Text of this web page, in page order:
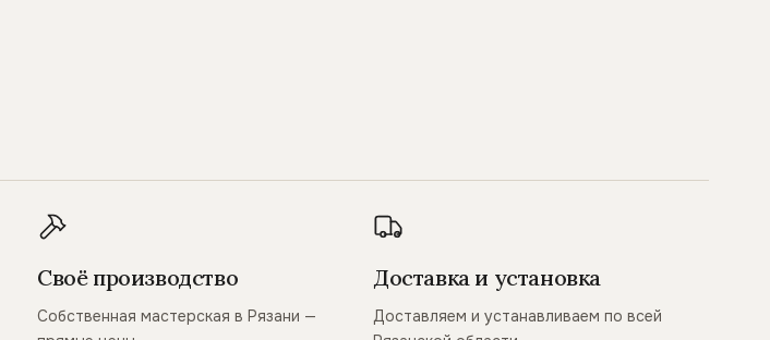
Своё производство
Собственная мастерская в Рязани —
Доставка и установка
Доставляем и устанавливаем по всей